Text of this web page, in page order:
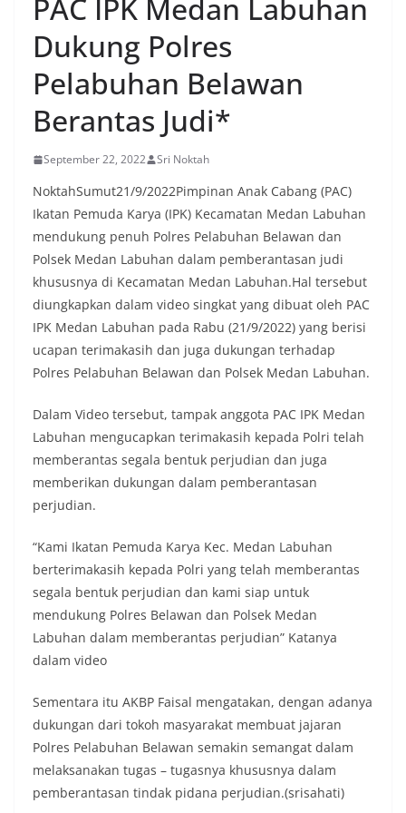
sekaligus menyampaikan pesan-pesan
kamtibmas. Kehadiran petugas disambut baik
oleh warga, yang sebagian besar tengah bersiap
menyambut momentum HUT Kemerdekaan RI
dengan berbagai persiapan di lingkungan
masing-masing.‎Dalam dialog yang berlangsung
akrab, Bhabinkamtibmas menyapa warga,
menanyakan kondisi keamanan dan kenyamanan
lingkungan tempat tinggal, serta membuka ruang
komunikasi dua arah agar warga dapat
menyampaikan keluhan maupun informasi terkait
situasi kamtibmas di sekitar mereka.‎‎‎Salah satu
poin utama yang disampaikan dalam kegiatan
sambang ini adalah imbauan kepada warga untuk
memasang bendera Merah Putih secara penuh,
bukan setengah tiang, sebagai bentuk
penghormatan dan rasa cinta tanah air
menjelang perayaan HUT Kemerdekaan RI.
Petugas mengingatkan bahwa pemasangan
bendera dengan benar merupakan salah satu
wujud nyata partisipasi masyarakat dalam
Indonesia.‎‎”Kami mengimbau kepada seluruh
warga agar mulai mempersiapkan dan memasang
bendera Merah Putih di depan rumah masing-
masing secara penuh. Ini adalah bentuk
penghormatan kita bersama terhadap
kemerdekaan,” ujar Aiptu Muliyadi Suraukur saat
agar warga memperhatikan kondisi bendera yang
akan dikibarkan, memastikan bendera dalam
keadaan bersih, tidak sobek, dan layak untuk
dikibarkan sebagai simbol kehormatan
negara.‎‎‎Selain menyampaikan imbauan terkait
bendera, kegiatan sambang DDS ini juga
dimanfaatkan sebagai sarana deteksi dini (early
keamanan dan ketertiban masyarakat
(Kamtibmas) di lingkungan tempat tinggal warga.
Melalui interaksi langsung tersebut,
Bhabinkamtibmas dapat menghimpun informasi
awal terkait situasi sosial, potensi kerawanan,
maupun hal-hal yang dapat mengganggu
kondusivitas wilayah, khususnya menjelang
PAC IPK Medan Labuhan
Dukung Polres
Pelabuhan Belawan
Berantas Judi*
September 22, 2022 Sri Noktah
NoktahSumut21/9/2022Pimpinan Anak Cabang (PAC)
Ikatan Pemuda Karya (IPK) Kecamatan Medan Labuhan
mendukung penuh Polres Pelabuhan Belawan dan
Polsek Medan Labuhan dalam pemberantasan judi
khususnya di Kecamatan Medan Labuhan.Hal tersebut
diungkapkan dalam video singkat yang dibuat oleh PAC
IPK Medan Labuhan pada Rabu (21/9/2022) yang berisi
ucapan terimakasih dan juga dukungan terhadap
Polres Pelabuhan Belawan dan Polsek Medan Labuhan.
Dalam Video tersebut, tampak anggota PAC IPK Medan
Labuhan mengucapkan terimakasih kepada Polri telah
memberantas segala bentuk perjudian dan juga
memberikan dukungan dalam pemberantasan
perjudian.
“Kami Ikatan Pemuda Karya Kec. Medan Labuhan
berterimakasih kepada Polri yang telah memberantas
segala bentuk perjudian dan kami siap untuk
mendukung Polres Belawan dan Polsek Medan
Labuhan dalam memberantas perjudian” Katanya
dalam video
Sementara itu AKBP Faisal mengatakan, dengan adanya
dukungan dari tokoh masyarakat membuat jajaran
Polres Pelabuhan Belawan semakin semangat dalam
melaksanakan tugas – tugasnya khususnya dalam
pemberantasan tindak pidana perjudian.(srisahati)